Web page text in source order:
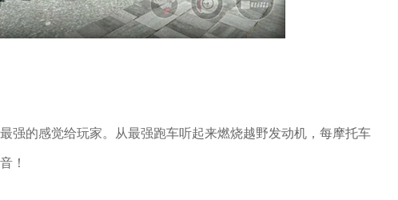
强的感觉给玩家。从最强跑车听起来燃烧越野发动机，每摩托车
！